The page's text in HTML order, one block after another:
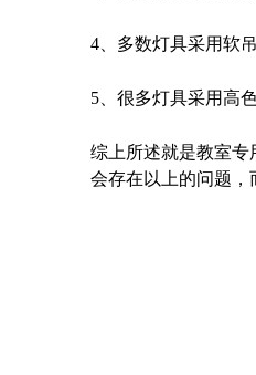
4、多数灯具采用软
5、很多灯具采用高
综上所述就是教室专
会存在以上的问题，